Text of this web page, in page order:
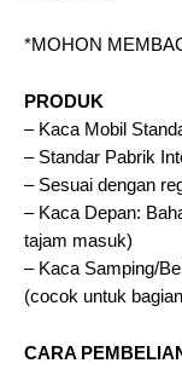
*MOHON
PRODUK
– Kaca Mobil
– Standar Pabrik
– Sesuai dengan
– Kaca Depan:
tajam masuk)
– Kaca Samping/
(cocok untuk
CARA